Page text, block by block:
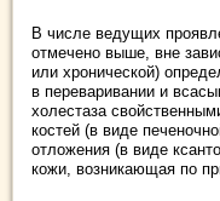
В числе ведущих
отмечено выше, вне
или хронической)
в переваривании и
холестаза
костей (в виде
отложения (в виде
кожи, возникающая по